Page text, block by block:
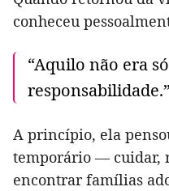
conheceu
“Aquilo não era
responsabilidade.”
A princípio, ela
temporário — cuidar,
encontrar famílias